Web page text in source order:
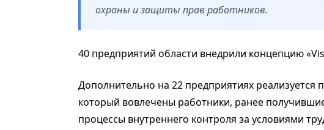
охраны и защиты прав работников.
40 предприятий области внедрили концепцию
Дополнительно на 22 предприятиях реализуется
который вовлечены работники, ранее
процессы внутреннего контроля за условиями